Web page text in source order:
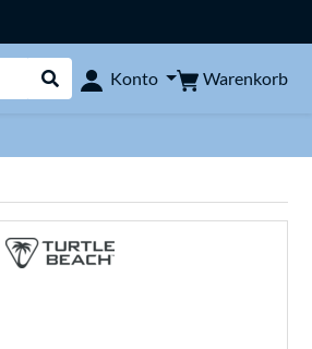
Suche durchführen
Konto Warenkorb